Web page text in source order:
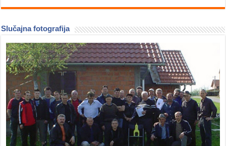
Slučajna fotografija